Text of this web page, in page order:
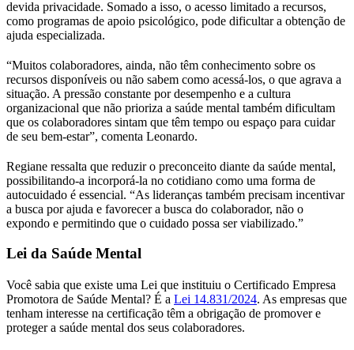
devida privacidade. Somado a isso, o acesso limitado a recursos,
como programas de apoio psicológico, pode dificultar a obtenção de
ajuda especializada.
“Muitos colaboradores, ainda, não têm conhecimento sobre os
recursos disponíveis ou não sabem como acessá-los, o que agrava a
situação. A pressão constante por desempenho e a cultura
organizacional que não prioriza a saúde mental também dificultam
que os colaboradores sintam que têm tempo ou espaço para cuidar
de seu bem-estar”, comenta Leonardo.
Regiane ressalta que reduzir o preconceito diante da saúde mental,
possibilitando-a incorporá-la no cotidiano como uma forma de
autocuidado é essencial. “As lideranças também precisam incentivar
a busca por ajuda e favorecer a busca do colaborador, não o
expondo e permitindo que o cuidado possa ser viabilizado.”
Lei da Saúde Mental
Você sabia que existe uma Lei que instituiu o Certificado Empresa
Promotora de Saúde Mental? É a Lei 14.831/2024. As empresas que
tenham interesse na certificação têm a obrigação de promover e
proteger a saúde mental dos seus colaboradores.